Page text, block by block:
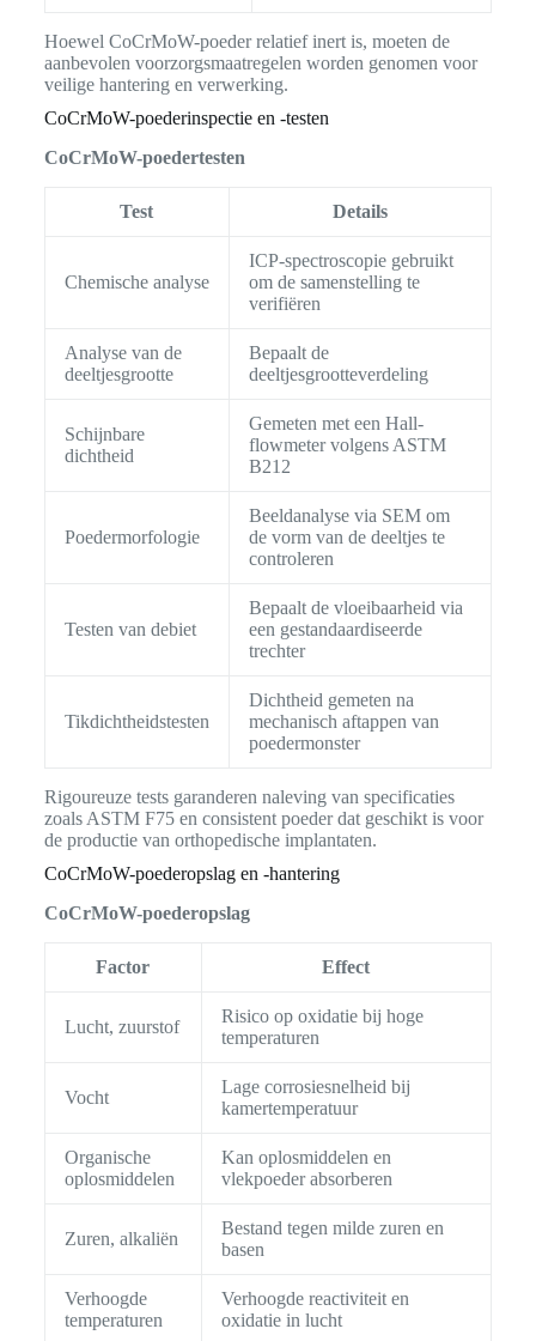
Hoewel CoCrMoW-poeder relatief inert is, moeten de
aanbevolen voorzorgsmaatregelen worden genomen voor
veilige hantering en verwerking.
CoCrMoW-poederinspectie en -testen
CoCrMoW-poedertesten
Test Details
Chemische analyse
ICP-spectroscopie gebruikt
om de samenstelling te
verifiëren
Analyse van de
deeltjesgrootte
Bepaalt de
deeltjesgrootteverdeling
Schijnbare
dichtheid
Gemeten met een Hall-
flowmeter volgens ASTM
B212
Poedermorfologie
Beeldanalyse via SEM om
de vorm van de deeltjes te
controleren
Testen van debiet
Bepaalt de vloeibaarheid via
een gestandaardiseerde
trechter
Tikdichtheidstesten
Dichtheid gemeten na
mechanisch aftappen van
poedermonster
Rigoureuze tests garanderen naleving van specificaties
zoals ASTM F75 en consistent poeder dat geschikt is voor
de productie van orthopedische implantaten.
CoCrMoW-poederopslag en -hantering
CoCrMoW-poederopslag
Factor Effect
Lucht, zuurstof
Risico op oxidatie bij hoge
temperaturen
Vocht
Lage corrosiesnelheid bij
kamertemperatuur
Organische
oplosmiddelen
Kan oplosmiddelen en
vlekpoeder absorberen
Zuren, alkaliën
Bestand tegen milde zuren en
basen
Verhoogde
temperaturen
Verhoogde reactiviteit en
oxidatie in lucht